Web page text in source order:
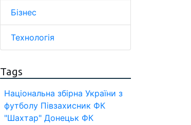
Бізнес
Технологія
Tags
Національна збірна України з
футболу Півзахисник ФК
"Шахтар" Донецьк ФК